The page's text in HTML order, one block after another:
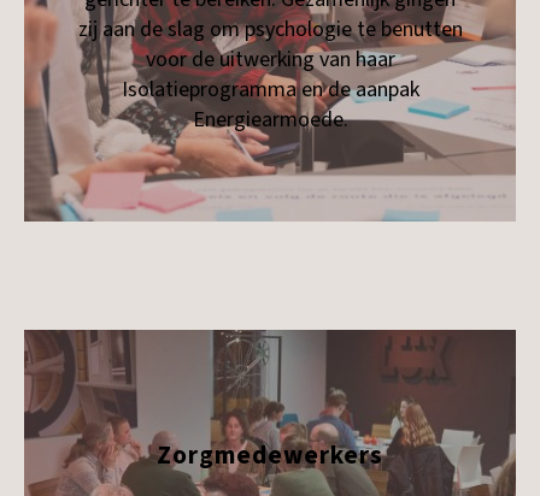
zij aan de slag om psychologie te benutten
voor de uitwerking van haar
Isolatieprogramma en de aanpak
Energiearmoede.​
Zorgmedewerkers